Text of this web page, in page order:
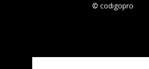
© codigopro